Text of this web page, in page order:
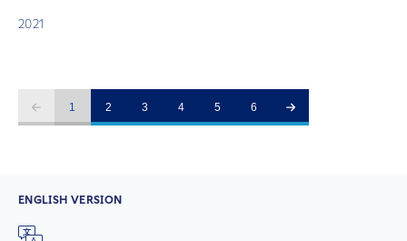
2021
1 2 3 4 5 6
ENGLISH VERSION